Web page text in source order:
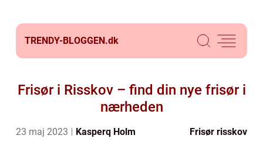
TRENDY-BLOGGEN.dk
Frisør i Risskov – find din nye frisør i
nærheden
23 maj 2023 Kasperq Holm Frisør risskov